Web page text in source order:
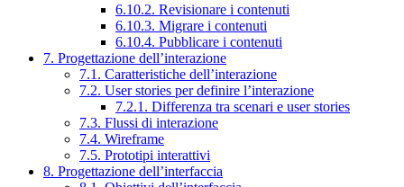
6.10.2. Revisionare i contenuti
6.10.3. Migrare i contenuti
6.10.4. Pubblicare i contenuti
7. Progettazione dell’interazione
7.1. Caratteristiche dell’interazione
7.2. User stories per definire l’interazione
7.2.1. Differenza tra scenari e user stories
7.3. Flussi di interazione
7.4. Wireframe
7.5. Prototipi interattivi
8. Progettazione dell’interfaccia